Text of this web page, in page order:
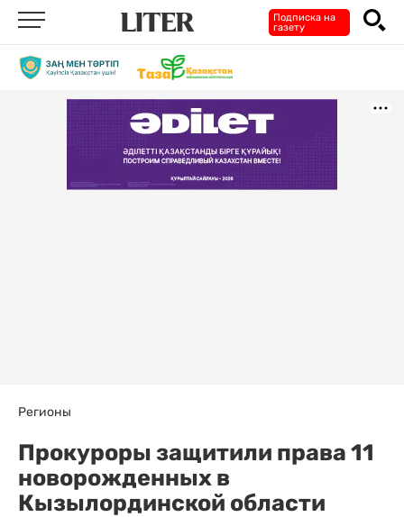
Подписка на
газету
Регионы
Прокуроры защитили права 11
новорожденных в
Кызылординской области